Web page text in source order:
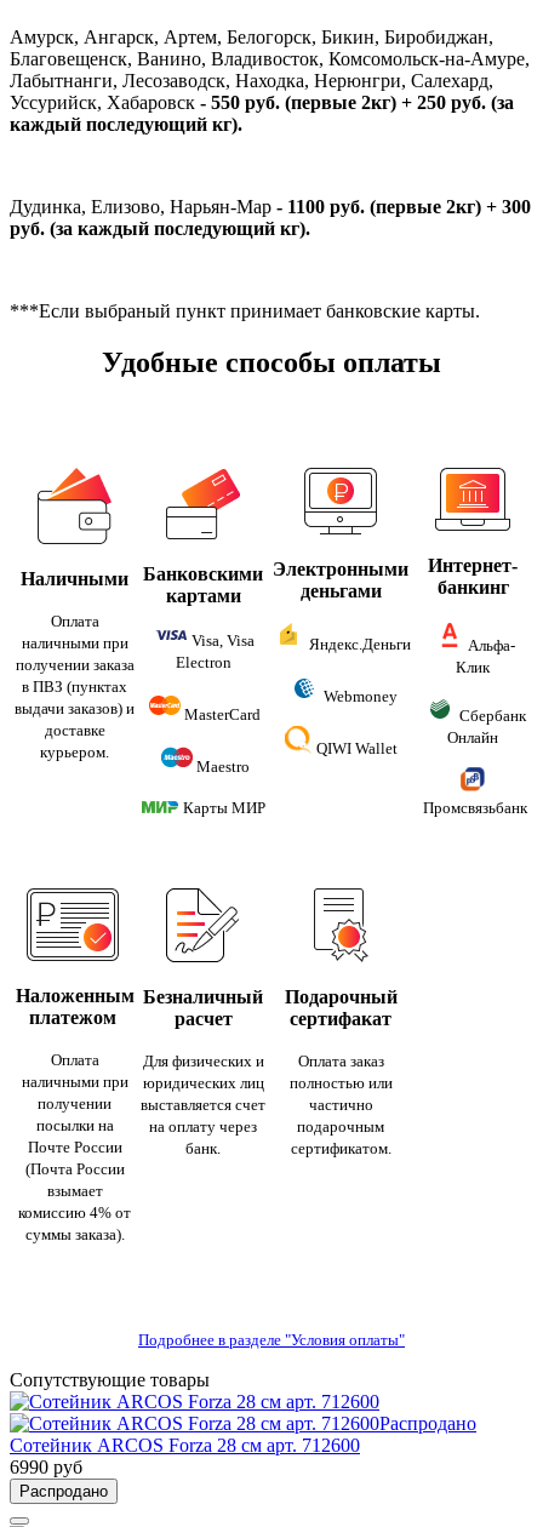
Амурск, Ангарск, Артем, Белогорск, Бикин, Биробиджан,
Благовещенск, Ванино, Владивосток, Комсомольск-на-Амуре,
Лабытнанги, Лесозаводск, Находка, Нерюнгри, Салехард,
Уссурийск, Хабаровск - 550 руб. (первые 2кг) + 250 руб. (за
каждый последующий кг).
Дудинка, Елизово, Нарьян-Мар - 1100 руб. (первые 2кг) + 300
руб. (за каждый последующий кг).
***Если выбраный пункт принимает банковские карты.
Удобные способы оплаты
Наличными
Оплата
наличными при
получении заказа
в ПВЗ (пунктах
выдачи заказов) и
доставке
курьером.
Банковскими
картами
Visa, Visa
Electron
MasterCard
Maestro
Карты МИР
Электронными
деньгами
Яндекс.Деньги
Webmoney
QIWI Wallet
Интернет-
банкинг
Альфа-
Клик
Сбербанк
Онлайн
Промсвязьбанк
Наложенным
платежом
Оплата
наличными при
получении
посылки на
Почте России
(Почта России
взымает
комиссию 4% от
суммы заказа).
Безналичный
расчет
Для физических и
юридических лиц
выставляется счет
на оплату через
банк.
Подарочный
сертифакат
Оплата заказ
полностью или
частично
подарочным
сертификатом.
Подробнее в разделе "Условия оплаты"
Сопутствующие товары
Распродано
Сотейник ARCOS Forza 28 см арт. 712600
6990 руб
Распродано